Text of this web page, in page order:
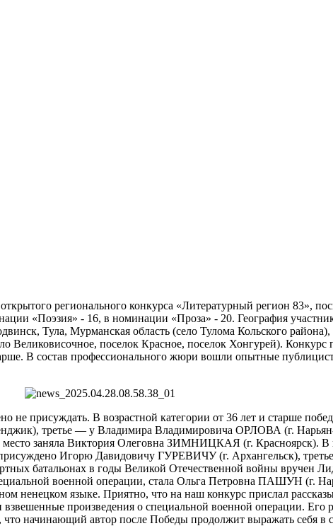
регионального конкурса «Литературный регион 83»,
«Поэзия» - 16, в номинации «Проза» - 20. География
Тула, Мурманская область (село Тулома Кольского
Великовисочное, поселок Красное, поселок Хонгурей).
В состав профессионального жюри вошли опытные
не присуждать. В возрастной категории от 36 лет и старше
третье — у Владимира Владимировича ОРЛОВА (г.
место заняла Виктория Олеговна ЗИМНИЦКАЯ (г. Красноярск). В
Игорю Давидовичу ГУРЕВИЧУ (г. Архангельск),
батальонах в годы Великой Отечественной войны
военной операции, стала Ольга Петровна ПАШУН
ненецком языке. Приятно, что на наш конкурс прислал
произведения о специальной военной операции. Его
начинающий автор после Победы продолжит выражать себя в